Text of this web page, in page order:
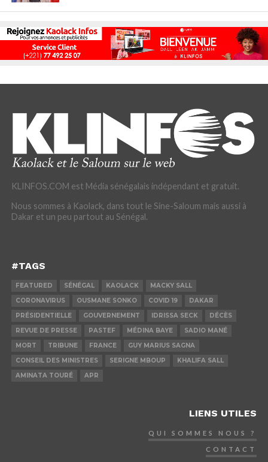
KLINFOS.COM est Média sénégalais indépendant et gratuit.
Nous sommes à Kaolack, dans tout le Sine-Saloum mais aussi à
Dakar et un peu partout au Sénégal.
#TAGS
FEATURED SÉNÉGAL KAOLACK
MACKY SALL
CORONAVIRUS
OUSMANE SONKO COVID 19
DAKAR
PRÉSIDENTIELLE
GOUVERNEMENT IDRISSA SECK
DÉCÈS
REVUE DE PRESSE
PASTEF MÉDINA BAYE
SADIO MANÉ
MORT
TRIBUNE FRANCE
GUY MARIUS SAGNA
CONSEIL DES MINISTRES
SERIGNE MBOUP
KHALIFA SALL
AMINATA TOURÉ
APR
LIENS UTILES
QUI SOMMES NOUS ?
CONTACT